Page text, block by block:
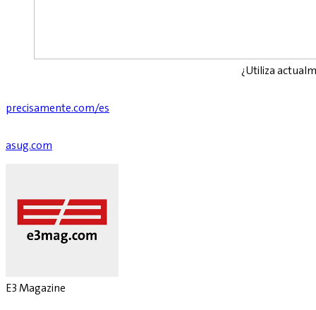
¿Utiliza
precisamente.com/es
asug.com
E3 Magazine